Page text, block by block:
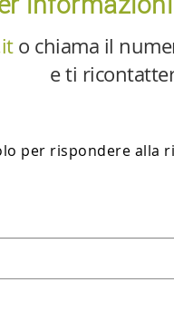
o chiama il
e ti
per rispondere alla